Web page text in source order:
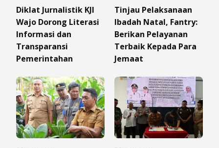
Diklat Jurnalistik KJI
Wajo Dorong Literasi
Informasi dan
Transparansi
Pemerintahan
Tinjau Pelaksanaan
Ibadah Natal, Fantry:
Berikan Pelayanan
Terbaik Kepada Para
Jemaat